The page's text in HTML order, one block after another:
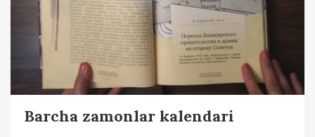
Barcha zamonlar kalendari